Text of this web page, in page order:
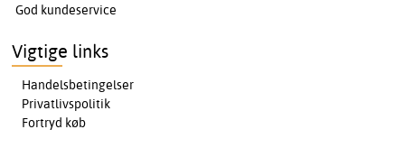
God kundeservice
Vigtige links
Handelsbetingelser
Privatlivspolitik
Fortryd køb